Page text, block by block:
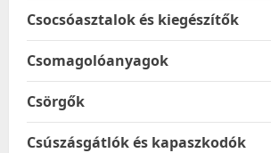
Csocsóasztalok és kiegészítők
Csomagolóanyagok
Csörgők
Csúszásgátlók és kapaszkodók